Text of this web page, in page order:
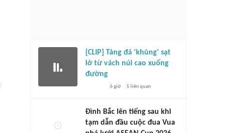
[CLIP] Tảng đá 'khủng' sạt
lở từ vách núi cao xuống
đường
6 giờ 5 liên quan
Đình Bắc lên tiếng sau khi
tạm dẫn đầu cuộc đua Vua